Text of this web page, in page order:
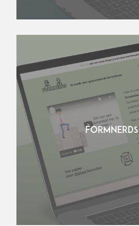
FORMNERDS